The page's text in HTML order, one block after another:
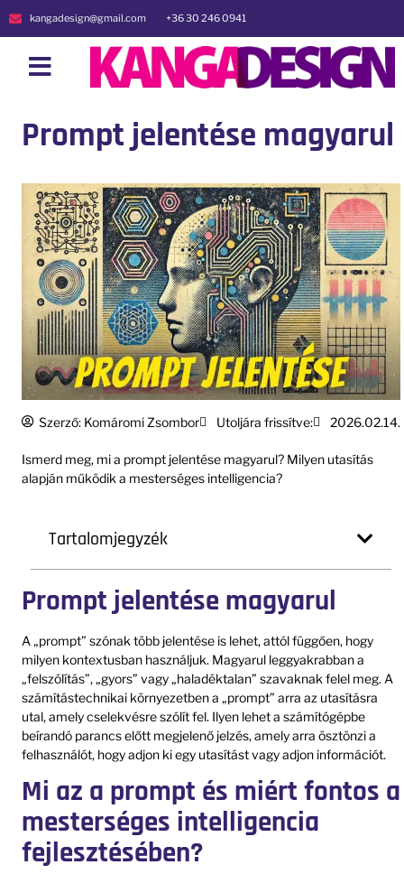
kangadesign@gmail.com +36 30 246 0941
Prompt jelentése magyarul
Szerző: Komáromi Zsombor Utoljára frissítve: 2026.02.14.
Ismerd meg, mi a prompt jelentése magyarul? Milyen utasítás
alapján működik a mesterséges intelligencia?
Tartalomjegyzék
Prompt jelentése magyarul
A „prompt” szónak több jelentése is lehet, attól függően, hogy
milyen kontextusban használjuk. Magyarul leggyakrabban a
„felszólítás”, „gyors” vagy „haladéktalan” szavaknak felel meg. A
számítástechnikai környezetben a „prompt” arra az utasításra
utal, amely cselekvésre szólít fel. Ilyen lehet a számítógépbe
beírandó parancs előtt megjelenő jelzés, amely arra ösztönzi a
felhasználót, hogy adjon ki egy utasítást vagy adjon információt.
Mi az a prompt és miért fontos a
mesterséges intelligencia
fejlesztésében?